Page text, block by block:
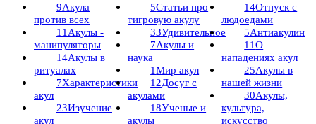
9Акула
против всех
11 Акулы -
манипуляторы
14Акулы в
ритуалах
7Характеристики
акул
23Изучение
акул
5Статьи про
тигровую акулу
33Удивительное
7Акулы и
наука
1Мир акул
12Досуг с
акулами
18Ученые и
акулы
14Отпуск с
людоедами
5Антиакулин
11О
нападениях акул
25Акулы в
нашей жизни
30Акулы,
культура,
искусство